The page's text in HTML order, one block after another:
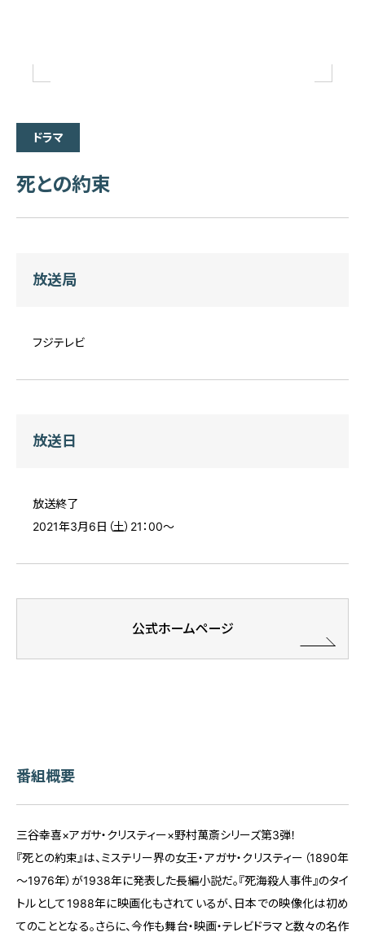
ドラマ
死との約束
放送局
フジテレビ
放送日
放送終了
2021年3月6日（土）21：00〜
公式ホームページ
番組概要
三谷幸喜×アガサ・クリスティー×野村萬斎シリーズ第3弾！
『死との約束』は、ミステリー界の女王・アガサ・クリスティー（1890年
～1976年）が1938年に発表した長編小説だ。『死海殺人事件』のタイ
トルとして1988年に映画化もされているが、日本での映像化は初め
てのこととなる。さらに、今作も舞台・映画・テレビドラマと数々の名作